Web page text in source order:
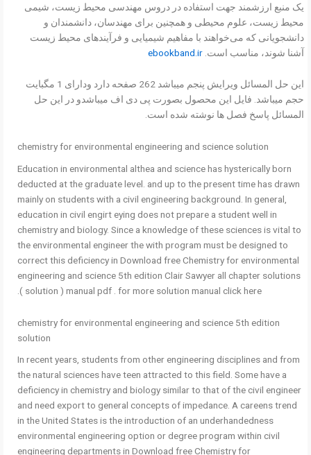
یک منبع ارزشمند جهت استفاده در دروس مهندسی محیط زیست، شیمی
محیط زیست، علوم محیطی و همچنین برای مهندسان، دانشمندان و
دانشجویانی که می‌خواهند با مفاهیم شیمیایی و فرآیندهای محیط زیست
آشنا شوند، مناسب است. ebookband.ir
این حل المسائل ویرایش پنجم میباشد 262 صفحه دارد ودارای 1 مگبایت
حجم میباشد. فایل این محصول بصورت پی دی اف میباشدو در این حل
المسائل پاسخ فصل ها نوشته شده است.
chemistry for environmental engineering and science solution
Education in environmental althea and science has hysterically born
deducted at the graduate level. and up to the present time has drawn
mainly on students with a civil engineering background. In general,
education in civil engirt eying does not prepare a student well in
chemistry and biology. Since a knowledge of these sciences is vital to
the environmental engineer the with program must be designed to
correct this deficiency in Download free Chemistry for environmental
engineering and science 5th edition Clair Sawyer all chapter solutions
( solution ) manual pdf . for more solution manual click here.
chemistry for environmental engineering and science 5th edition
solution
In recent years, students from other engineering disciplines and from
the natural sciences have teen attracted to this field. Some have a
deficiency in chemistry and biology similar to that of the civil engineer
and need export to general concepts of impedance. A careens trend
in the United States is the introduction of an underhandedness
environmental engineering option or degree program within civil
engineering departments in Download free Chemistry for